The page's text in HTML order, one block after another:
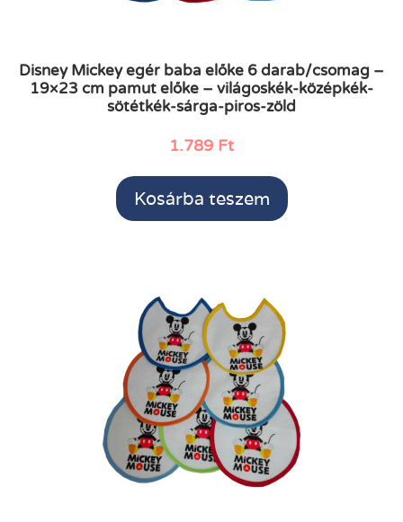
Disney Mickey egér baba előke 6 darab/csomag –
19×23 cm pamut előke – világoskék-középkék-
sötétkék-sárga-piros-zöld
1.789 Ft
Kosárba teszem